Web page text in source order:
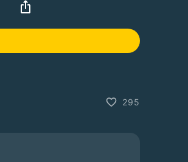
295